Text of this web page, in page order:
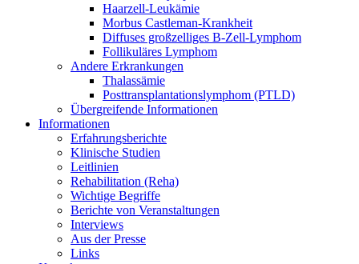
Haarzell-Leukämie
Morbus Castleman-Krankheit
Diffuses großzelliges B-Zell-Lymphom
Follikuläres Lymphom
Andere Erkrankungen
Thalassämie
Posttransplantationslymphom (PTLD)
Übergreifende Informationen
Informationen
Erfahrungsberichte
Klinische Studien
Leitlinien
Rehabilitation (Reha)
Wichtige Begriffe
Berichte von Veranstaltungen
Interviews
Aus der Presse
Links